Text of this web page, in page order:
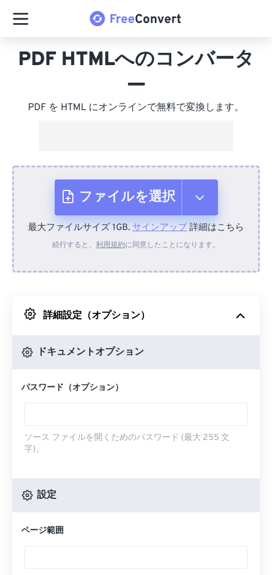
PDF HTMLへのコンバータ
ー
PDF を HTML にオンラインで無料で変換します。
ファイルを選択
デバイスから
Googleドライブから
最大ファイルサイズ 1GB. サインアップ詳細はこちら
続行すると、 利用規約に同意したことになります。
詳細設定（オプション）
ドキュメントオプション
パスワード（オプション）
ソース ファイルを開くためのパスワード (最大 255 文
字)。
設定
ページ範囲